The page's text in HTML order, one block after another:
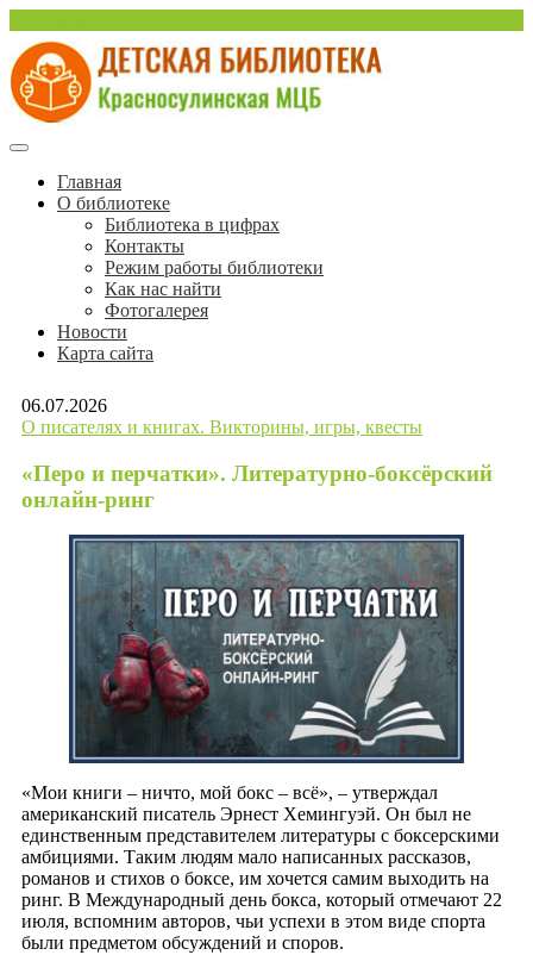
содержимому
Детская библиотека
Красносулинской МЦБ
Красносулинская Детская библиотека
Главная
О библиотеке
Библиотека в цифрах
Контакты
Режим работы библиотеки
Как нас найти
Фотогалерея
Новости
Карта сайта
06.07.2026
О писателях и книгах. Викторины, игры, квесты
«Перо и перчатки». Литературно-боксёрский
онлайн-ринг
«Мои книги – ничто, мой бокс – всё», – утверждал
американский писатель Эрнест Хемингуэй. Он был не
единственным представителем литературы с боксерскими
амбициями. Таким людям мало написанных рассказов,
романов и стихов о боксе, им хочется самим выходить на
ринг. В Международный день бокса, который отмечают 22
июля, вспомним авторов, чьи успехи в этом виде спорта
были предметом обсуждений и споров.